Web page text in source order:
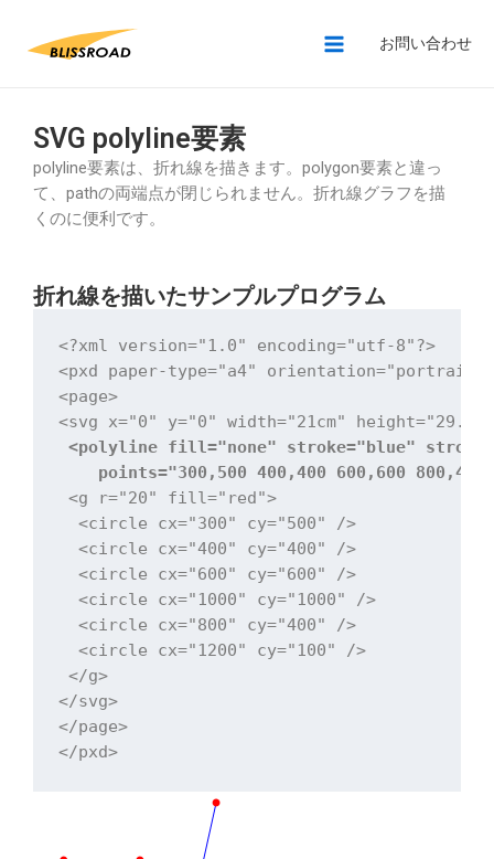
お問い合わせ
SVG polyline要素
polyline要素は、折れ線を描きます。polygon要素と違っ
て、pathの両端点が閉じられません。折れ線グラフを描
くのに便利です。
折れ線を描いたサンプルプログラム
<?xml version="1.0" encoding="utf-8"?>
<pxd paper-type="a4"
<page>
<polyline fill="none" stroke="blue" stroke-
points="300,500 400,400 600,600 800,400
<g r="20" fill="red">
<circle cx="300" cy="500" />
<circle cx="400" cy="400" />
<circle cx="600" cy="600" />
<circle cx="1000" cy="1000" />
<circle cx="800" cy="400" />
<circle cx="1200" cy="100" />
</g>
</svg>
</page>